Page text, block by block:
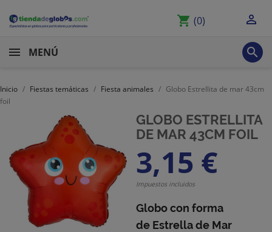
shopping_cart (0) 
MENÚ 
Inicio Fiestas temáticas Fiesta animales
Globo Estrellita de mar 43cm
foil
GLOBO ESTRELLITA
DE MAR 43CM FOIL
3,15 €
Impuestos incluidos
Globo con forma
de Estrella de Mar